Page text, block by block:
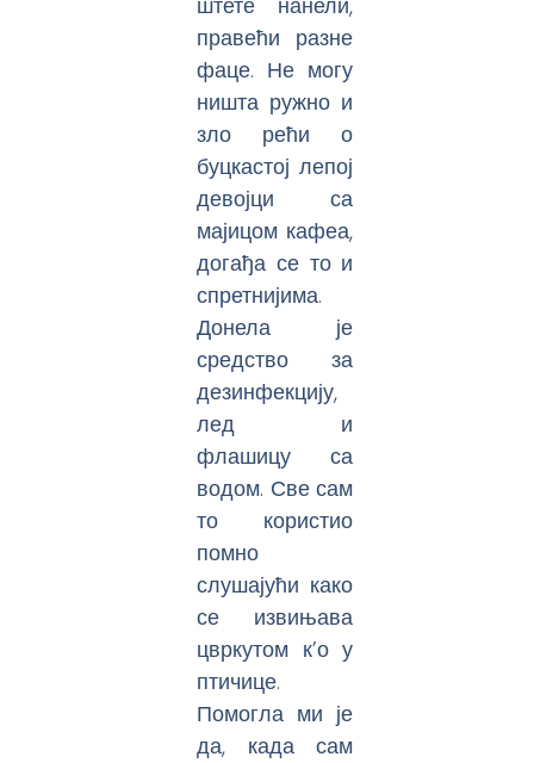
правећи разне
фаце. Не могу
ништа ружно и
зло рећи о
буцкастој лепој
девојци са
мајицом кафеа,
догађа се то и
спретнијима.
Донела је
средство за
дезинфекцију,
лед и
флашицу са
водом. Све сам
то користио
помно
слушајући како
се извињава
цвркутом к’о у
птичице.
Помогла ми је
да, када сам